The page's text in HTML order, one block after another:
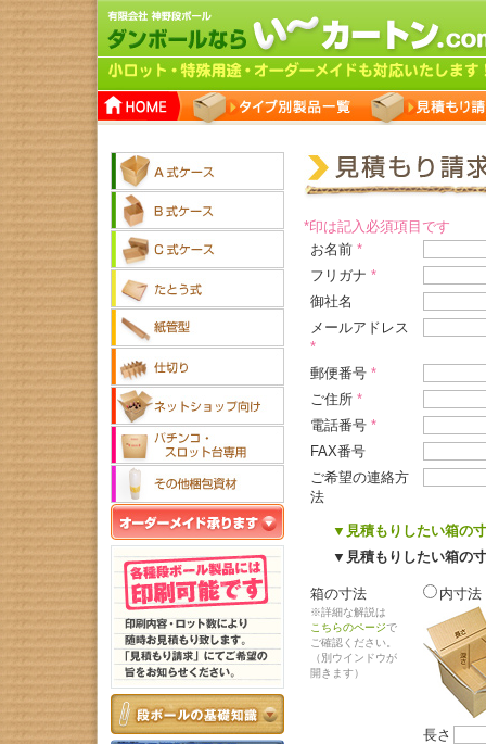
*印は記入必須項目です
お名前 *
フリガナ *
御社名
メールアドレス
*
郵便番号 *
ご住所 *
電話番号 *
FAX番号
ご希望の連絡方
法
▼見積もりしたい箱の
▼見積もりしたい箱の
箱の寸法
※詳細な解説は
こちらのページで
ご確認ください。
（別ウインドウが
開きます）
内寸法
長さ